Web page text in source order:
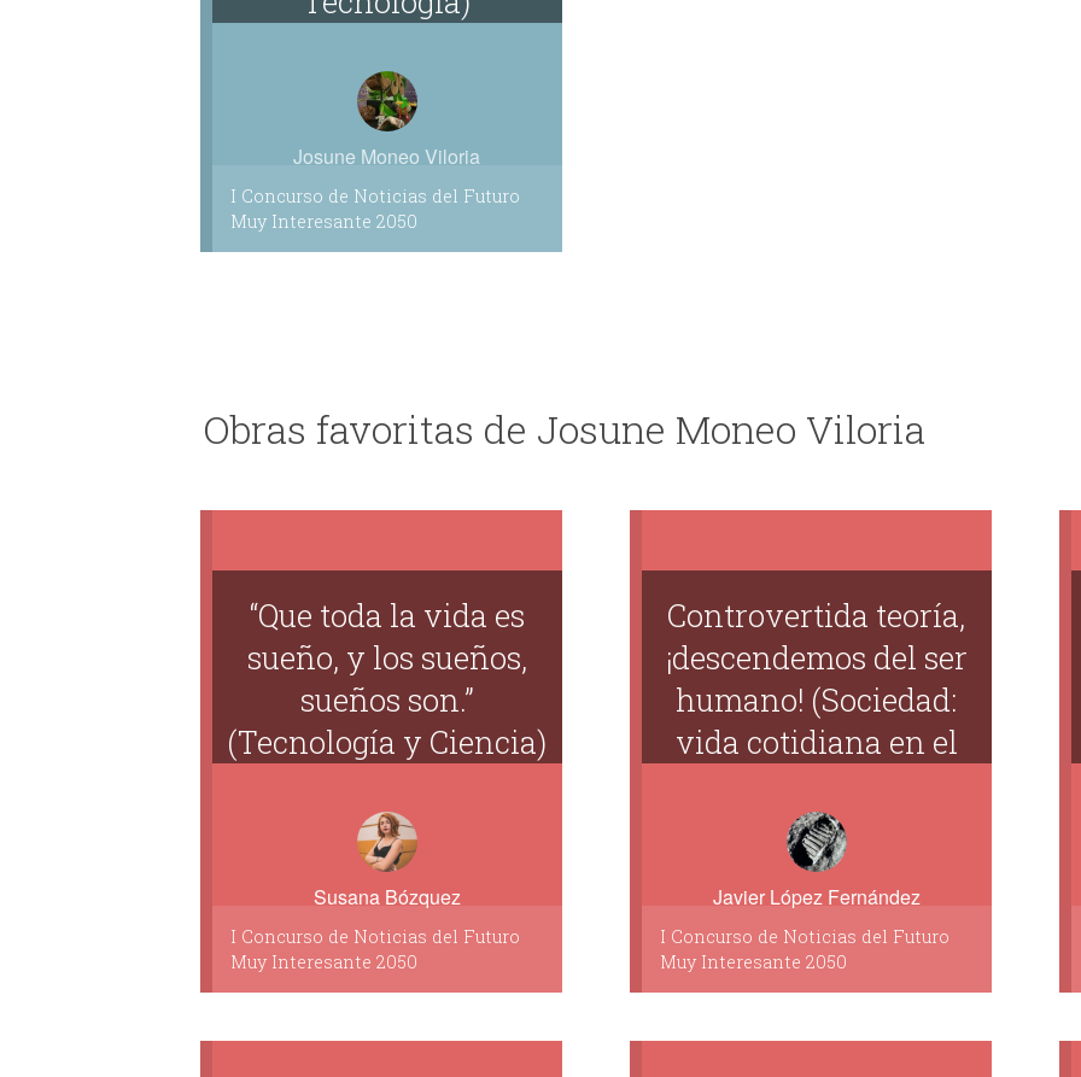
Josune Moneo Viloria
I Concurso de Noticias del Futuro
Muy Interesante 2050
Obras favoritas de Josune Moneo Viloria
“Que toda la vida es
sueño, y los sueños,
sueños son.”
(Tecnología y Ciencia)
Susana Bózquez
I Concurso de Noticias del Futuro
Muy Interesante 2050
Controvertida teoría,
¡descendemos del ser
humano! (Sociedad:
vida cotidiana en el
Javier López Fernández
I Concurso de Noticias del Futuro
Muy Interesante 2050